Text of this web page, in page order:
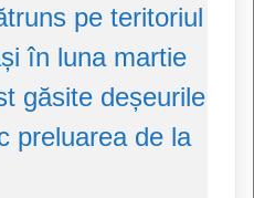
pe teritoriul
în luna martie
găsite deșeurile
preluarea de la